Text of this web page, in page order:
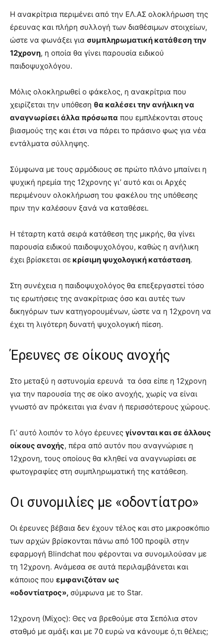
Η ανακρίτρια περιμένει από την ΕΛ.ΑΣ ολοκλήρωση της
έρευνας και πλήρη συλλογή των διαθέσιμων στοιχείων,
ώστε να φωνάξει για συμπληρωματική κατάθεση την
12χρονη, η οποία θα γίνει παρουσία ειδικού
παιδοψυχολόγου.
Μόλις ολοκληρωθεί ο φάκελος, η ανακρίτρια που
χειρίζεται την υπόθεση θα καλέσει την ανήλικη να
αναγνωρίσει άλλα πρόσωπα που εμπλέκονται στους
βιασμούς της και έτσι να πάρει το πράσινο φως για νέα
εντάλματα σύλληψης.
Σύμφωνα με τους αρμόδιους σε πρώτο πλάνο μπαίνει η
ψυχική ηρεμία της 12χρονης γι’ αυτό και οι Αρχές
περιμένουν ολοκλήρωση του φακέλου της υπόθεσης
πριν την καλέσουν ξανά να καταθέσει.
Η τέταρτη κατά σειρά κατάθεση της μικρής, θα γίνει
παρουσία ειδικού παιδοψυχολόγου, καθώς η ανήλικη
έχει βρίσκεται σε κρίσιμη ψυχολογική κατάσταση.
Στη συνέχεια η παιδοψυχολόγος θα επεξεργαστεί τόσο
τις ερωτήσεις της ανακρίτριας όσο και αυτές των
δικηγόρων των κατηγορουμένων, ώστε να η 12χρονη να
έχει τη λιγότερη δυνατή ψυχολογική πίεση.
Έρευνες σε οίκους ανοχής
Στο μεταξύ η αστυνομία ερευνά τα όσα είπε η 12χρονη
για την παρουσία της σε οίκο ανοχής, χωρίς να είναι
γνωστό αν πρόκειται για έναν ή περισσότερους χώρους.
Γι’ αυτό λοιπόν το λόγο έρευνες γίνονται και σε άλλους
οίκους ανοχής, πέρα από αυτόν που αναγνώρισε η
12χρονη, τους οποίους θα κληθεί να αναγνωρίσει σε
φωτογραφίες στη συμπληρωματική της κατάθεση.
Οι συνομιλίες με «οδοντίατρο»
Οι έρευνες βέβαια δεν έχουν τέλος και στο μικροσκόπιο
των αρχών βρίσκονται πάνω από 100 προφίλ στην
εφαρμογή Blindchat που φέρονται να συνομιλούσαν με
τη 12χρονη. Ανάμεσα σε αυτά περιλαμβάνεται και
κάποιος που εμφανιζόταν ως
«οδοντίατρος», σύμφωνα με το Star.
12χρονη (Μίχος): Θες να βρεθούμε στα Σεπόλια στον
σταθμό με αμάξι και με 70 ευρώ να κάνουμε ό,τι θέλεις;